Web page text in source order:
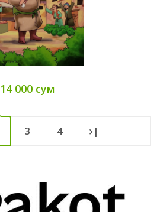
14 000 сум
3 4 |